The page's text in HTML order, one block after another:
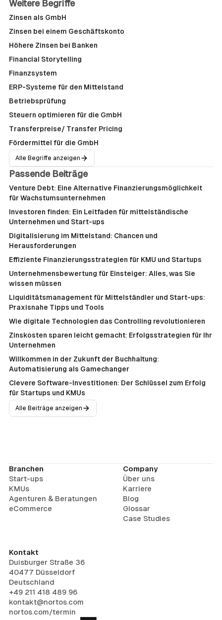
Weitere Begriffe
Zinsen als GmbH
Zinsen bei einem Geschäftskonto
Höhere Zinsen bei Banken
Financial Storytelling
Finanzsystem
ERP-Systeme für den Mittelstand
Betriebsprüfung
Steuern optimieren für die GmbH
Transferpreise/ Transfer Pricing
Fördermittel für die GmbH
Alle Begriffe anzeigen
Passende Beiträge
Venture Debt: Eine Alternative Finanzierungsmöglichkeit
für Wachstumsunternehmen
Investoren finden: Ein Leitfaden für mittelständische
Unternehmen und Start-ups
Digitalisierung im Mittelstand: Chancen und
Herausforderungen
Effiziente Finanzierungsstrategien für KMU und Startups
Unternehmensbewertung für Einsteiger: Alles, was Sie
wissen müssen
Liquiditätsmanagement für Mittelständler und Start-ups:
Praxisnahe Tipps und Tools
Wie digitale Technologien das Controlling revolutionieren
Zinskosten sparen leicht gemacht: Erfolgsstrategien für Ihr
Unternehmen
Willkommen in der Zukunft der Buchhaltung:
Automatisierung als Gamechanger
Clevere Software-Investitionen: Der Schlüssel zum Erfolg
für Startups und KMUs
Alle Beiträge anzeigen
Branchen
Start-ups
KMUs
Agenturen & Beratungen
eCommerce
Company
Über uns
Karriere
Blog
Glossar
Case Studies
Kontakt
Duisburger Straße 36
40477 Düsseldorf
Deutschland
+49 211 418 489 96
kontakt@nortos.com
nortos.com/termin